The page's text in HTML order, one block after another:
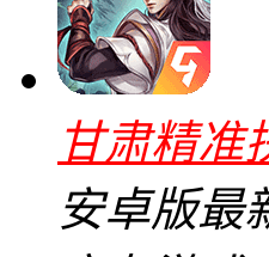
甘肃精准
安卓版最